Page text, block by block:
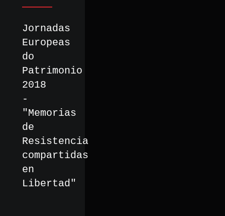
Jornadas
Europeas
do
Patrimonio
2018
-
"Memorias
de
Resistencia
compartidas
en
Libertad"